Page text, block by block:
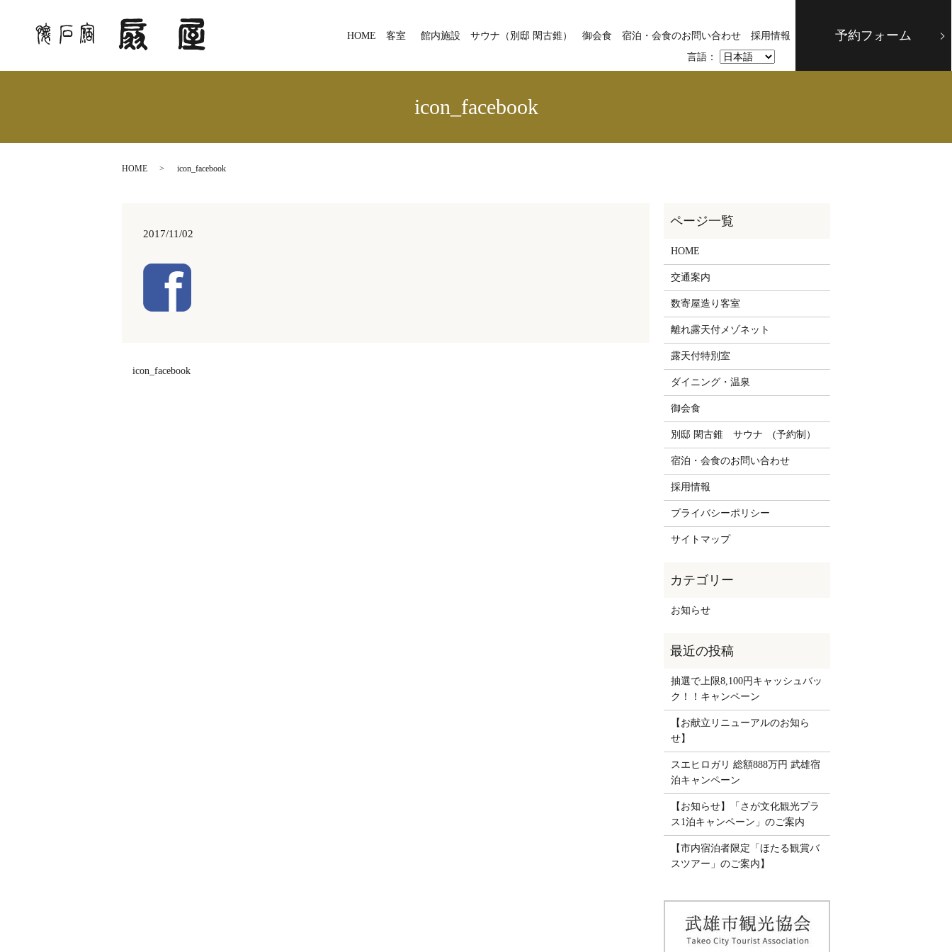
言語：
HOME 客室 館内施設 サウナ（別邸 閑古錐） 御会食 宿泊・会食のお問い合わせ 採用情報 予約フォーム
icon_facebook
HOME icon_facebook
2017/11/02
icon_facebook
HOME
交通案内
数寄屋造り客室
離れ露天付メゾネット
露天付特別室
ダイニング・温泉
御会食
別邸 閑古錐 サウナ (予約制）
宿泊・会食のお問い合わせ
採用情報
プライバシーポリシー
サイトマップ
お知らせ
抽選で上限8,100円キャッシュバッ
ク！！キャンペーン
【お献立リニューアルのお知ら
せ】
スエヒロガリ 総額888万円 武雄宿
泊キャンペーン
【お知らせ】「さが文化観光プラ
ス1泊キャンペーン」のご案内
【市内宿泊者限定「ほたる観賞バ
スツアー」のご案内】